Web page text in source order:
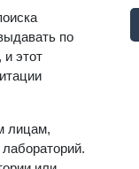
по
и этот
лицам,